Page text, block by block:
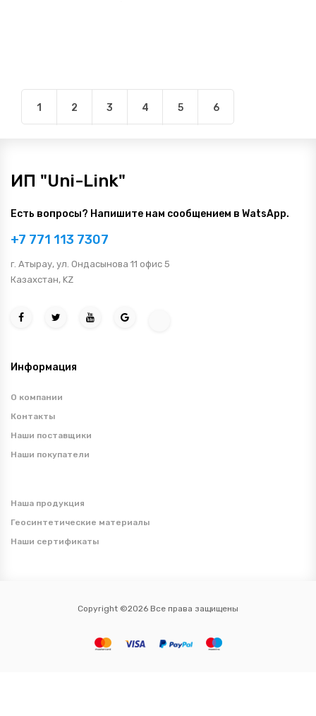
1 2 3 4 5 6
ИП "Uni-Link"
Есть вопросы? Напишите нам сообщением в WatsApp.
+7 771 113 7307
г. Атырау, ул. Ондасынова 11 офис 5
Казахстан, KZ
Информация
О компании
Контакты
Наши поставщики
Наши покупатели
Наша продукция
Геосинтетические материалы
Наши сертификаты
Copyright ©2026 Все права защищены